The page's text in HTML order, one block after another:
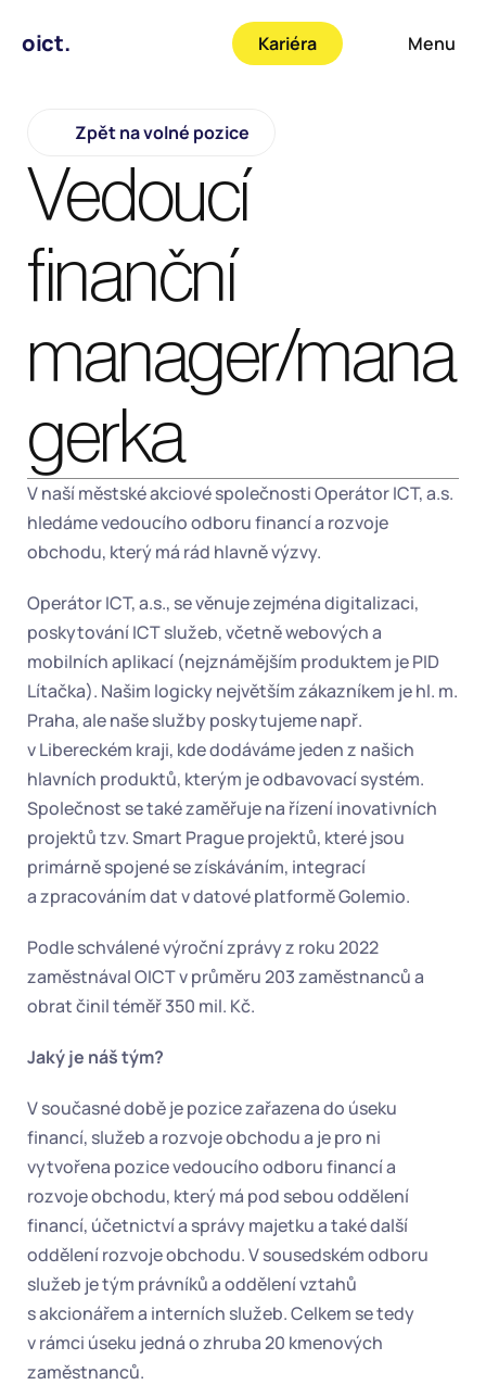
Zpět na volné pozice
Vedoucí
finanční
manager/mana
gerka
V naší městské akciové společnosti Operátor ICT, a.s.
hledáme vedoucího odboru financí a rozvoje
obchodu, který má rád hlavně výzvy.
Operátor ICT, a.s., se věnuje zejména digitalizaci,
poskytování ICT služeb, včetně webových a
mobilních aplikací (nejznámějším produktem je PID
Lítačka). Našim logicky největším zákazníkem je hl. m.
Praha, ale naše služby poskytujeme např.
v Libereckém kraji, kde dodáváme jeden z našich
hlavních produktů, kterým je odbavovací systém.
Společnost se také zaměřuje na řízení inovativních
projektů tzv. Smart Prague projektů, které jsou
primárně spojené se získáváním, integrací
a zpracováním dat v datové platformě Golemio.
Podle schválené výroční zprávy z roku 2022
zaměstnával OICT v průměru 203 zaměstnanců a
obrat činil téměř 350 mil. Kč.
Jaký je náš tým?
V současné době je pozice zařazena do úseku
financí, služeb a rozvoje obchodu a je pro ni
vytvořena pozice vedoucího odboru financí a
rozvoje obchodu, který má pod sebou oddělení
financí, účetnictví a správy majetku a také další
oddělení rozvoje obchodu. V sousedském odboru
služeb je tým právníků a oddělení vztahů
s akcionářem a interních služeb. Celkem se tedy
v rámci úseku jedná o zhruba 20 kmenových
zaměstnanců.
Kariéra Menu
oict.